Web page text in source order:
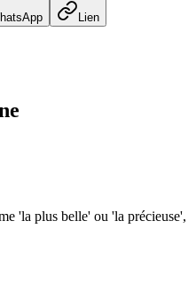
Lien
'la plus belle' ou 'la précieuse',